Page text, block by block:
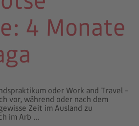
4 Monate
oder Work and Travel –
vor, während oder nach dem
Zeit im Ausland zu
im Arb ...